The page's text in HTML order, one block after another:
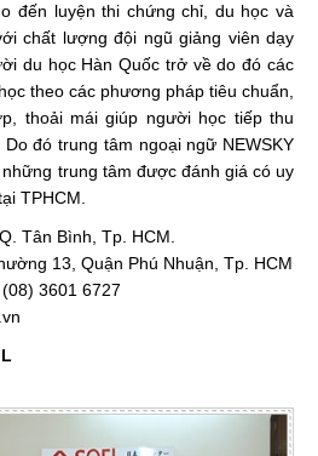
đến luyện thi chứng chỉ, du học và
chất lượng đội ngũ giảng viên dạy
du học Hàn Quốc trở về do đó các
theo các phương pháp tiêu chuẩn,
thoải mái giúp người học tiếp thu
đó trung tâm ngoại ngữ NEWSKY
trung tâm được đánh giá có uy
TPHCM.
Tân Bình, Tp. HCM.
13, Quận Phú Nhuận, Tp. HCM
3601 6727